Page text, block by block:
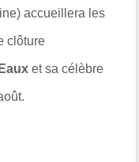
accueillera les
clôture
et sa célèbre